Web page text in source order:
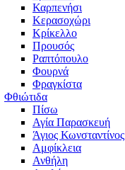
Καρπενήσι
Κερασοχώρι
Κρίκελλο
Προυσός
Ραπτόπουλο
Φουρνά
Φραγκίστα
Φθιώτιδα
Πίσω
Αγία Παρασκευή
Άγιος Κωνσταντίνος
Αμφίκλεια
Ανθήλη